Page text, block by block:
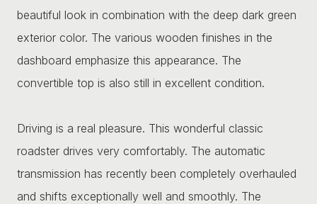
beautiful look in combination with the deep dark green
exterior color. The various wooden finishes in the
dashboard emphasize this appearance. The
convertible top is also still in excellent condition.
Driving is a real pleasure. This wonderful classic
roadster drives very comfortably. The automatic
transmission has recently been completely overhauled
and shifts exceptionally well and smoothly. The